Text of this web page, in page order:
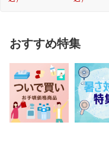
おすすめ特集